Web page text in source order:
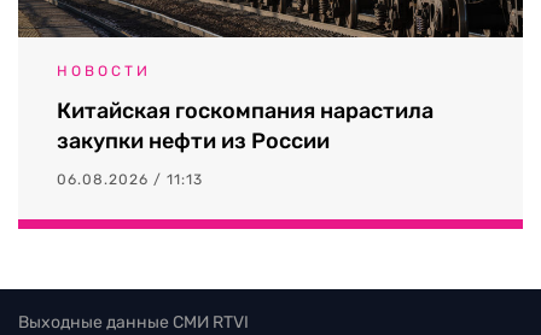
НОВОСТИ
Китайская госкомпания нарастила
закупки нефти из России
06.08.2026 / 11:13
Выходные данные СМИ RTVI